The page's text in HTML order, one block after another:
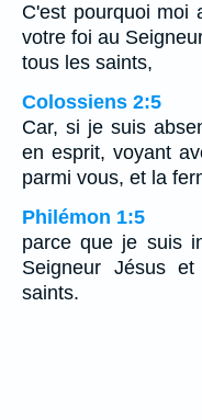
C'est pourquoi moi
votre foi au
tous les saints,
Colossiens 2:5
Car, si je suis
en esprit, voyant
parmi vous, et la
Philémon 1:5
parce que je suis
Seigneur Jésus
saints.